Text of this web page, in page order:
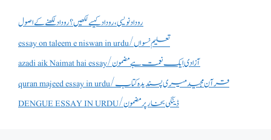
روداد نویسی ،روداد کیسے لکھیں؟ روداد لکھنے کے اصول
essay on taleem e niswan in urdu/تعلیم نسواں
azadi aik Naimat hai essay/آزادی ایک نعمت ہے مضمون
quran majeed essay in urdu/قرآن مجید میری پسندیدہ کتاب
DENGUE ESSAY IN URDU/ڈینگی بخار پر مضمون